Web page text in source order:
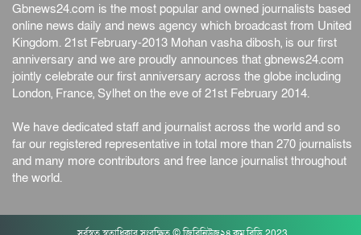
Gbnews24.com is the most popular and owned journalists based
online news daily and news agency which broadcast from United
Kingdom. 21st February-2013 Mohan vasha dibosh, is our first
anniversary and we are proudly announces that gbnews24.com
jointly celebrate our first anniversary across the globe including
London, France, Sylhet on the eve of 21st February 2014.
We have dedicated staff and journalist across the world and so
far our registered representative in total more than 270 journalists
and many more contributors and free lance journalist throughout
the world.